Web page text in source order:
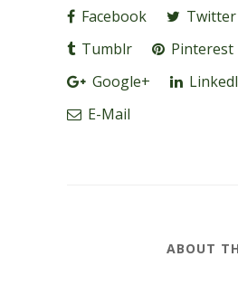
Facebook
Twitter
Tumblr
Pinterest
Google+
E-Mail
ABOUT